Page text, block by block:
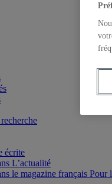
écrite
L’actualité
le magazine français Pour